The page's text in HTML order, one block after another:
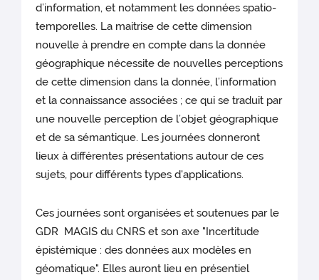
d’information, et notamment les données spatio-
temporelles. La maitrise de cette dimension
nouvelle à prendre en compte dans la donnée
géographique nécessite de nouvelles perceptions
de cette dimension dans la donnée, l’information
et la connaissance associées ; ce qui se traduit par
une nouvelle perception de l’objet géographique
et de sa sémantique. Les journées donneront
lieux à différentes présentations autour de ces
sujets, pour différents types d'applications.
Ces journées sont organisées et soutenues par le
GDR MAGIS du CNRS et son axe "Incertitude
épistémique : des données aux modèles en
géomatique". Elles auront lieu en présentiel